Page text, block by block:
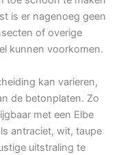
is er nagenoeg geen
of overige
kunnen voorkomen.
kan varieren,
de betonplaten. Zo
met een Elbe
antraciet, wit, taupe
uitstraling te